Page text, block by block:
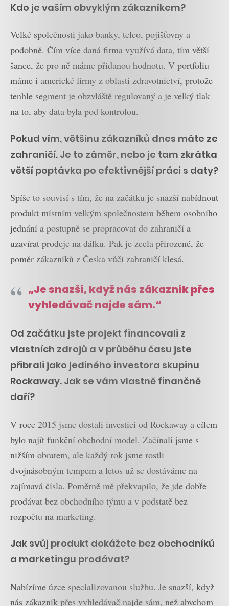
Kdo je vaším obvyklým zákazníkem?
Velké společnosti jako banky, telco, pojišťovny a
podobně. Čím více daná firma využívá data, tím větší
šance, že pro ně máme přidanou hodnotu. V portfoliu
máme i americké firmy z oblasti zdravotnictví, protože
tenhle segment je obzvláště regulovaný a je velký tlak
na to, aby data byla pod kontrolou.
Pokud vím, většinu zákazníků dnes máte ze
zahraničí. Je to záměr, nebo je tam zkrátka
větší poptávka po efektivnější práci s daty?
Spíše to souvisí s tím, že na začátku je snazší nabídnout
produkt místním velkým společnostem během osobního
jednání a postupně se propracovat do zahraničí a
uzavírat prodeje na dálku. Pak je zcela přirozené, že
poměr zákazníků z Česka vůči zahraničí klesá.
„Je snazší, když nás zákazník přes
vyhledávač najde sám.“
Od začátku jste projekt financovali z
vlastních zdrojů a v průběhu času jste
přibrali jako jediného investora skupinu
Rockaway. Jak se vám vlastně finančně
daří?
V roce 2015 jsme dostali investici od Rockaway a cílem
bylo najít funkční obchodní model. Začínali jsme s
nižším obratem, ale každý rok jsme rostli
dvojnásobným tempem a letos už se dostáváme na
zajímavá čísla. Poměrně mě překvapilo, že jde dobře
prodávat bez obchodního týmu a v podstatě bez
rozpočtu na marketing.
Jak svůj produkt dokážete bez obchodníků
a marketingu prodávat?
Nabízíme úzce specializovanou službu. Je snazší, když
nás zákazník přes vyhledávač najde sám, než abychom